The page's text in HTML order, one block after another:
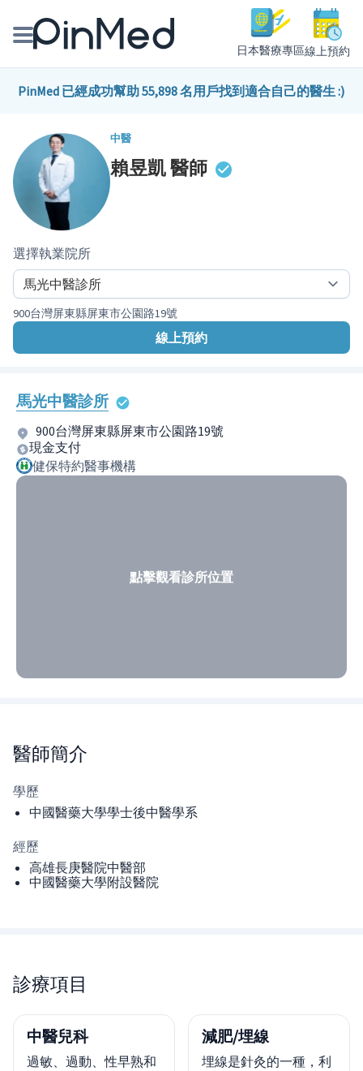
日本醫療專區線上預約
線上預約醫師、院所
醫師專欄專訪
健康主題館
PinMed 已經成功幫助 55,898 名用戶找到適合自己的醫生 :)
中醫
賴昱凱醫師
選擇執業院所
900台灣屏東縣屏東市公園路19號
線上預約
馬光中醫診所
900台灣屏東縣屏東市公園路19號
現金支付
健保特約醫事機構
點擊觀看診所位置
醫師簡介
學歷
中國醫藥大學學士後中醫學系
經歷
高雄長庚醫院中醫部
中國醫藥大學附設醫院
診療項目
中醫兒科
過敏、過動、性早熟和
減肥/埋線
埋線是針灸的一種，利